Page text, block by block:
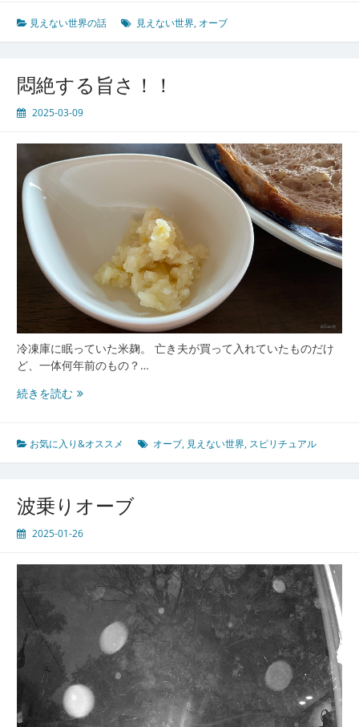
不
思
験
見えない世界の話 見えない世界, オーブ
悶絶する旨さ！！
2025-03-09
冷凍庫に眠っていた米麹。 亡き夫が買って入れていたものだけ
ど、一体何年前のもの？…
続きを読む悶
る
旨
お気に入り&オススメ オーブ,見えない世界, スピリチュアル
波乗りオーブ
2025-01-26